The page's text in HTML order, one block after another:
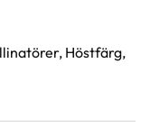
vi mäter leveranshöjd på
Höstfärg,